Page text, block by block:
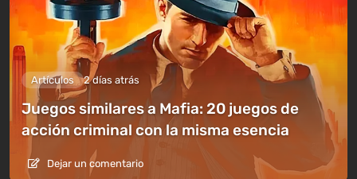
Artículos 2 días atrás
Juegos similares a Mafia: 20 juegos de
acción criminal con la misma esencia
Dejar un comentario